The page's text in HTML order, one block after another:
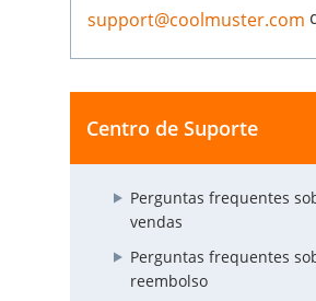
support@coolmuster.com
Centro de Suporte
Perguntas frequentes
vendas
Perguntas frequentes
reembolso